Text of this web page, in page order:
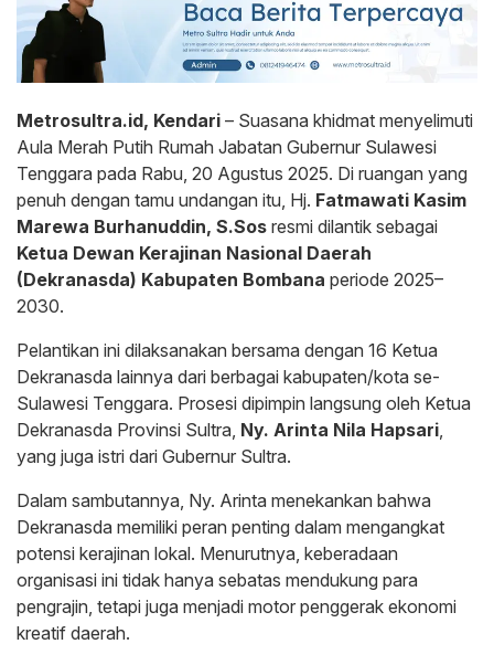
Metrosultra.id, Kendari – Suasana khidmat menyelimuti
Aula Merah Putih Rumah Jabatan Gubernur Sulawesi
Tenggara pada Rabu, 20 Agustus 2025. Di ruangan yang
penuh dengan tamu undangan itu, Hj. Fatmawati Kasim
Marewa Burhanuddin, S.Sos resmi dilantik sebagai
Ketua Dewan Kerajinan Nasional Daerah
(Dekranasda) Kabupaten Bombana periode 2025–
2030.
Pelantikan ini dilaksanakan bersama dengan 16 Ketua
Dekranasda lainnya dari berbagai kabupaten/kota se-
Sulawesi Tenggara. Prosesi dipimpin langsung oleh Ketua
Dekranasda Provinsi Sultra, Ny. Arinta Nila Hapsari
yang juga istri dari Gubernur Sultra.
Dalam sambutannya, Ny. Arinta menekankan bahwa
Dekranasda memiliki peran penting dalam mengangkat
potensi kerajinan lokal. Menurutnya, keberadaan
organisasi ini tidak hanya sebatas mendukung para
pengrajin, tetapi juga menjadi motor penggerak ekonomi
kreatif daerah.